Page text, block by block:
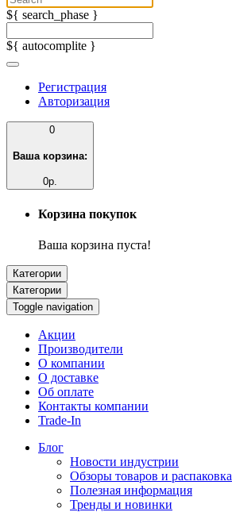
${ search_phase }
${ autocomplite }
Регистрация
Авторизация
0
Ваша корзина:
0р.
Корзина покупок
Ваша корзина пуста!
Категории
Категории
Toggle navigation
Акции
Производители
О компании
О доставке
Об оплате
Контакты компании
Trade-In
Блог
Новости индустрии
Обзоры товаров и распаковка
Полезная информация
Тренды и новинки